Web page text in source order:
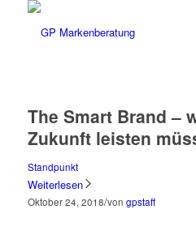
The Smart Brand –
Zukunft leisten
Standpunkt
Weiterlesen
Oktober 24, 2018/von gpstaff